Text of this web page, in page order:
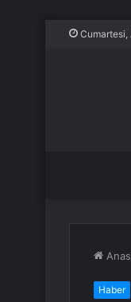
Cumartesi,
Haber